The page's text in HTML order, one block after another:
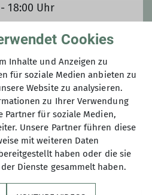
- 18:00 Uhr
Cookies
Inhalte und Anzeigen zu
für soziale Medien anbieten zu
Website zu analysieren.
zu Ihrer Verwendung
Partner für soziale Medien,
Unsere Partner führen diese
mit weiteren Daten
haben oder die sie
Dienste gesammelt haben.